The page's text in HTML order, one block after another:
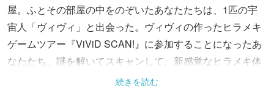
屋。ふとその部屋の中をのぞいたあなたたちは、1匹の宇
宙人「ヴィヴィ」と出会った。ヴィヴィの作ったヒラメキ
ゲームツアー『ViViD SCAN!』に参加することになったあ
なたたち。謎を解いてスキャンして、新感覚なヒラメキ体
続きを読む